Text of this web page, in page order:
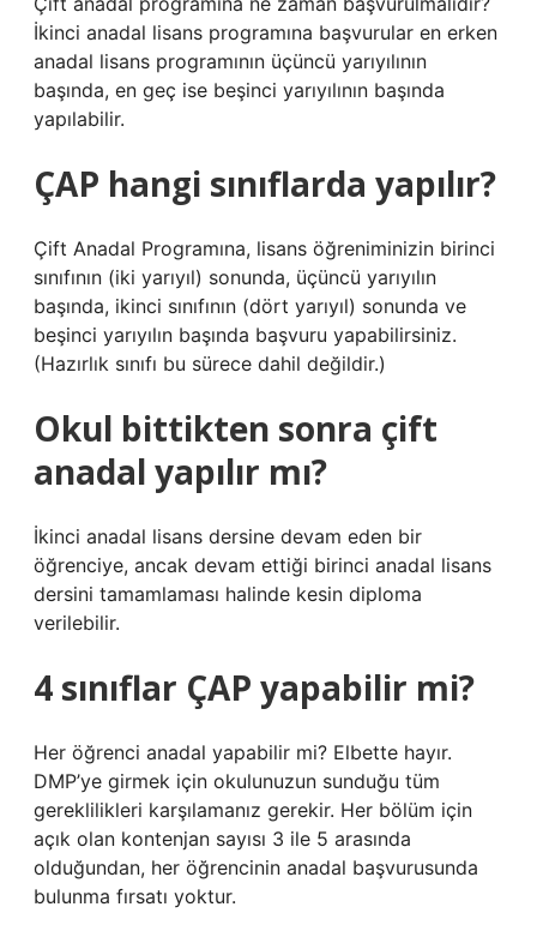
İkinci anadal lisans programına başvurular en erken
anadal lisans programının üçüncü yarıyılının
başında, en geç ise beşinci yarıyılının başında
yapılabilir.
ÇAP hangi sınıflarda yapılır?
Çift Anadal Programına, lisans öğreniminizin birinci
sınıfının (iki yarıyıl) sonunda, üçüncü yarıyılın
başında, ikinci sınıfının (dört yarıyıl) sonunda ve
beşinci yarıyılın başında başvuru yapabilirsiniz.
(Hazırlık sınıfı bu sürece dahil değildir.)
Okul bittikten sonra çift
anadal yapılır mı?
İkinci anadal lisans dersine devam eden bir
öğrenciye, ancak devam ettiği birinci anadal lisans
dersini tamamlaması halinde kesin diploma
verilebilir.
4 sınıflar ÇAP yapabilir mi?
Her öğrenci anadal yapabilir mi? Elbette hayır.
DMP’ye girmek için okulunuzun sunduğu tüm
gereklilikleri karşılamanız gerekir. Her bölüm için
açık olan kontenjan sayısı 3 ile 5 arasında
olduğundan, her öğrencinin anadal başvurusunda
bulunma fırsatı yoktur.